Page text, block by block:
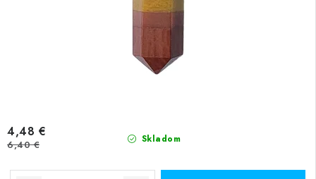
Skladom
4,48 €
6,40 €